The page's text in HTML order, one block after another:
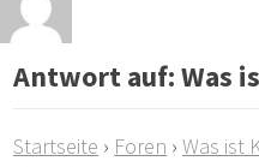
Antwort auf: Was
Startseite › Foren › Was ist